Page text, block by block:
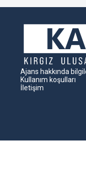
Ajans hakkında
Kullanım koşulları
İletişim